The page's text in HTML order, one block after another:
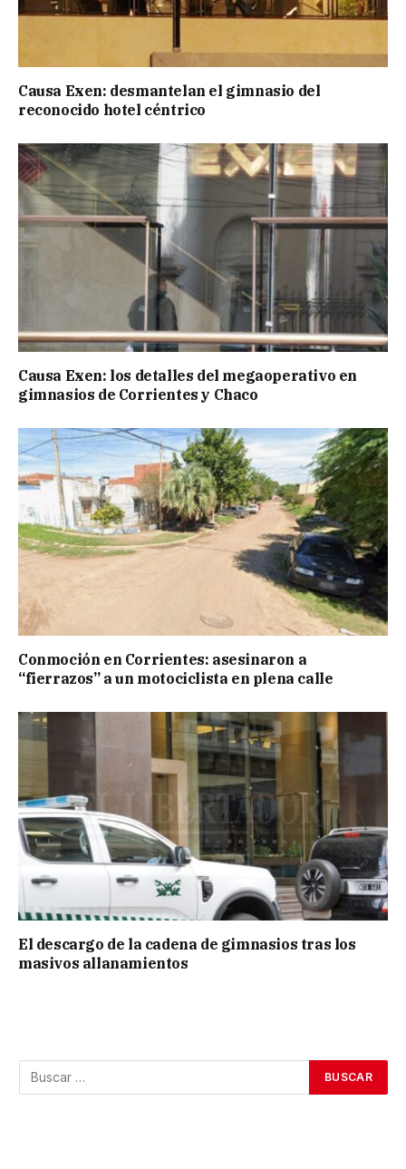
Causa Exen: desmantelan el gimnasio del
reconocido hotel céntrico
Causa Exen: los detalles del megaoperativo en
gimnasios de Corrientes y Chaco
Conmoción en Corrientes: asesinaron a
“fierrazos” a un motociclista en plena calle
El descargo de la cadena de gimnasios tras los
masivos allanamientos